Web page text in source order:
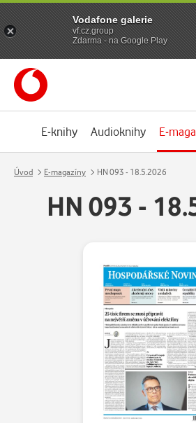
E-knihy Audioknihy E-
Úvod E-magazíny HN 093 - 18.5.2026
HN 093 -
Vodafone galerie
vf.cz.group
Zdarma - na Google Play